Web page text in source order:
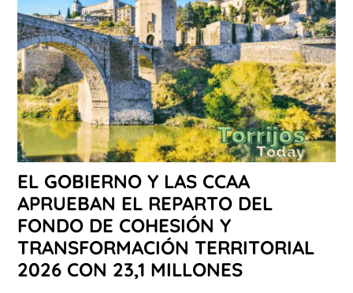
EL GOBIERNO Y LAS CCAA
APRUEBAN EL REPARTO DEL
FONDO DE COHESIÓN Y
TRANSFORMACIÓN TERRITORIAL
2026 CON 23,1 MILLONES